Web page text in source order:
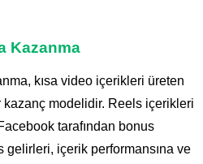
Kazanma
kısa video içerikleri üreten
kazanç modelidir. Reels içerikleri
tarafından bonus
gelirleri, içerik performansına ve